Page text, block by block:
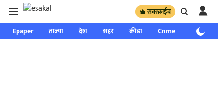
सबस्क्राईब
Epaper ताज्या देश शहर क्रीडा Crime साप्ताहिक